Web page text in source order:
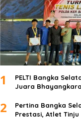
1
PELTI Bangka
Juara
2
Pertina Bangka
Prestasi, Atlet